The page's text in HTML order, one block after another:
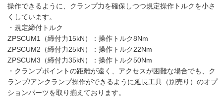
操作できるように、クランプ力を確保しつつ規定操作トルクを小さ
くしています。
・規定締付トルク
ZPSCUM1（締付力15kN）：操作トルク8Nm
ZPSCUM2（締付力25kN）：操作トルク22Nm
ZPSCUM3（締付力35kN）：操作トルク50Nm
・クランプポイントの距離が遠く、アクセスが困難な場合でも、ク
ランプ/アンクランプ操作ができるように延長工具（別売り）のオプ
ションパーツを取り揃えております。